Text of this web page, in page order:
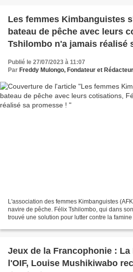
Les femmes Kimbanguistes
bateau de pêche avec leurs
Tshilombo n'a jamais réalisé
Publié le 27/07/2023 à 11:07
Par Freddy Mulongo, Fondateur et Rédacteur en
L'association des femmes Kimbanguistes
navire de pêche. Félix Tshilombo, qui dans
trouvé une solution pour lutter contre la
Jeux de la Francophonie : La
l'OIF, Louise Mushikiwabo